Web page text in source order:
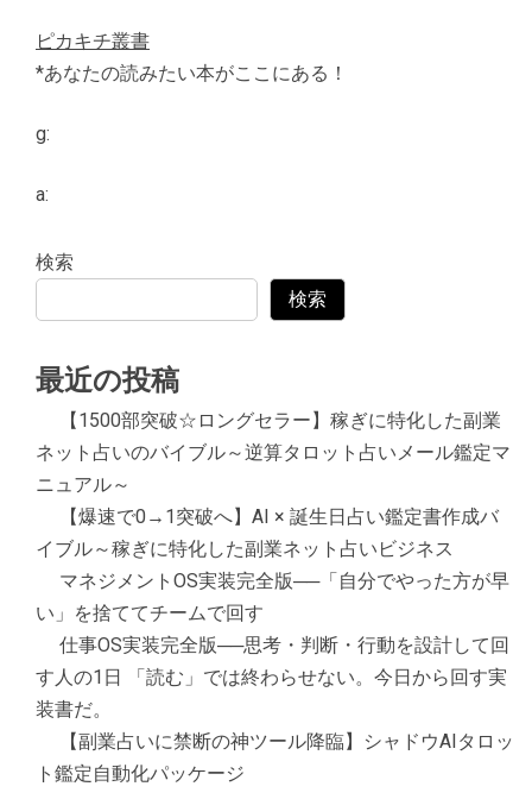
ピカキチ叢書
*あなたの読みたい本がここにある！
g:
a:
検索
検索
最近の投稿
【1500部突破☆ロングセラー】稼ぎに特化した副業
ネット占いのバイブル～逆算タロット占いメール鑑定マ
ニュアル～
【爆速で0→1突破へ】AI × 誕生日占い鑑定書作成バ
イブル～稼ぎに特化した副業ネット占いビジネス
マネジメントOS実装完全版──「自分でやった方が早
い」を捨ててチームで回す
仕事OS実装完全版──思考・判断・行動を設計して回
す人の1日 「読む」では終わらせない。今日から回す実
装書だ。
【副業占いに禁断の神ツール降臨】シャドウAIタロッ
ト鑑定自動化パッケージ